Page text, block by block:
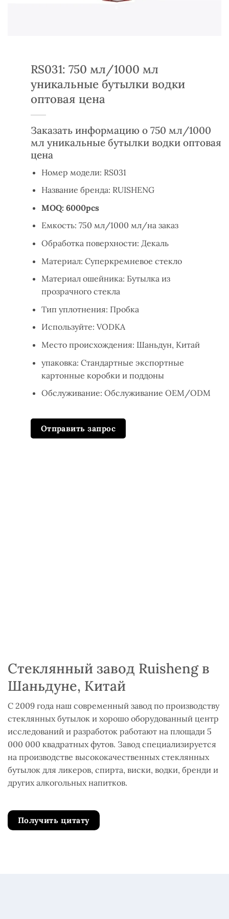
RS031: 750 мл/1000 мл
уникальные бутылки водки
оптовая цена
Заказать информацию о 750 мл/1000
мл уникальные бутылки водки оптовая
цена
Номер модели: RS031
Название бренда: RUISHENG
MOQ: 6000pcs
Емкость: 750 мл/1000 мл/на заказ
Обработка поверхности: Декаль
Материал: Суперкремневое стекло
Материал ошейника: Бутылка из
прозрачного стекла
Тип уплотнения: Пробка
Используйте: VODKA
Место происхождения: Шаньдун, Китай
упаковка: Стандартные экспортные
картонные коробки и поддоны
Обслуживание: Обслуживание OEM/ODM
Отправить запрос
Стеклянный завод Ruisheng в
Шаньдуне, Китай
С 2009 года наш современный завод по производству
стеклянных бутылок и хорошо оборудованный центр
исследований и разработок работают на площади 5
000 000 квадратных футов. Завод специализируется
на производстве высококачественных стеклянных
бутылок для ликеров, спирта, виски, водки, бренди и
других алкогольных напитков.
Получить цитату